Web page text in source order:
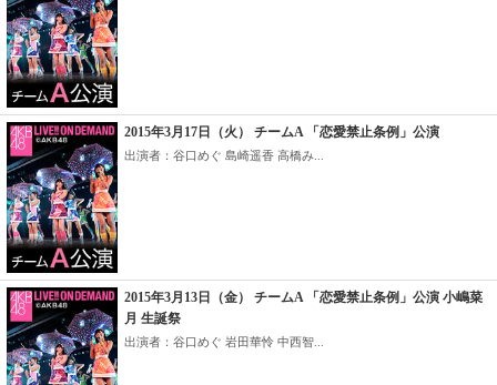
2015年3月17日（火） チームA 「恋愛禁止条例」公演
出演者：谷口めぐ 島崎遥香 高橋み...
2015年3月13日（金） チームA 「恋愛禁止条例」公演 小嶋菜
月 生誕祭
出演者：谷口めぐ 岩田華怜 中西智...